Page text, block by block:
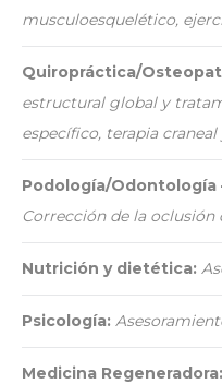
musculoesquelético,
Quiropráctica/
estructural global y
específico, terapia craneal
Podología/Odontología
Corrección de la oclusión
Nutrición y dietética:
Psicología:
Medicina Regeneradora: